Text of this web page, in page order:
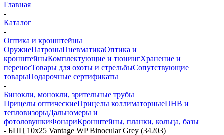
Главная
-
Каталог
-
Оптика и кронштейны
ОружиеПатроныПневматикаОптика и
кронштейныКомплектующие и тюнингХранение и
переносТовары для охоты и стрельбыСопутствующие
товарыПодарочные сертификаты
-
Бинокли, монокли, зрительные трубы
Прицелы оптическиеПрицелы коллиматорныеПНВ и
тепловизорыДальномеры и
фотоловушкиФонариКронштейны, планки, кольца, базы
- БПЦ 10х25 Vantage WP Binocular Grey (34203)